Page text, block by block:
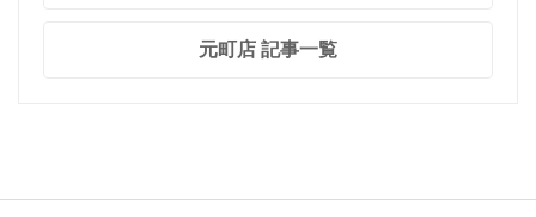
元町店 記事一覧